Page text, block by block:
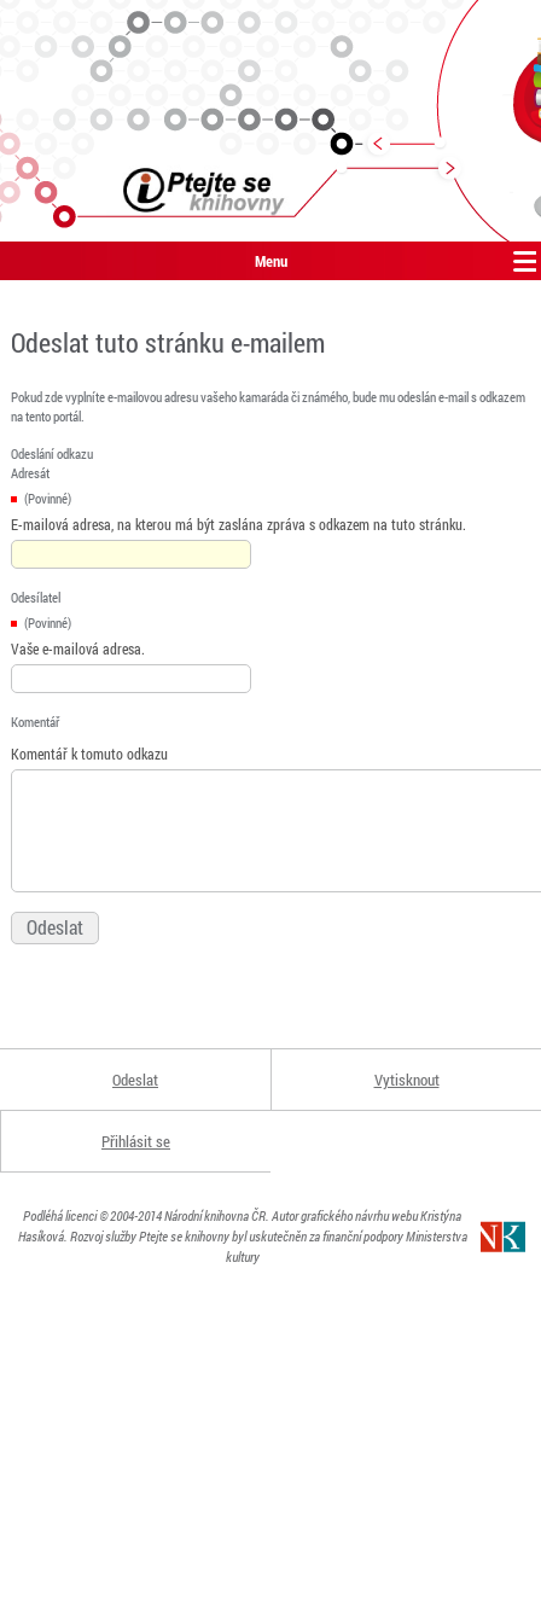
Menu
Odeslat tuto stránku e-mailem
Pokud zde vyplníte e-mailovou adresu vašeho kamaráda či známého, bude mu odeslán e-mail s odkazem
na tento portál.
Odeslání odkazu
Adresát
(Povinné)
E-mailová adresa, na kterou má být zaslána zpráva s odkazem na tuto stránku.
Odesílatel
(Povinné)
Vaše e-mailová adresa.
Komentář
Komentář k tomuto odkazu
Odeslat Vytisknout
Přihlásit se
Podléhá licenci© 2004-2014Národní knihovna ČR. Autor grafického návrhu webu Kristýna
Hasíková. Rozvoj služby Ptejte se knihovny byl uskutečněn za finanční podpory Ministerstva
kultury